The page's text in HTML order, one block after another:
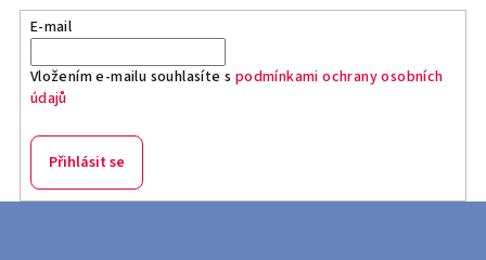
E-mail
Vložením e-mailu souhlasíte s podmínkami ochrany osobních
údajů
Přihlásit se